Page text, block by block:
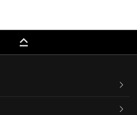
keyboard_capslock